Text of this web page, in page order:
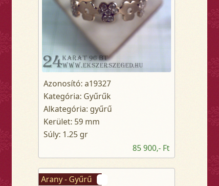
Azonosító: a19327
Kategória: Gyűrűk
Alkategória: gyűrű
Kerület: 59 mm
Súly: 1.25 gr
85 900,- Ft
Arany - Gyűrű